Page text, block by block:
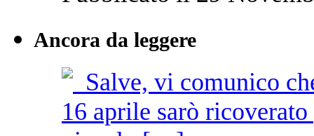
Ancora da leggere